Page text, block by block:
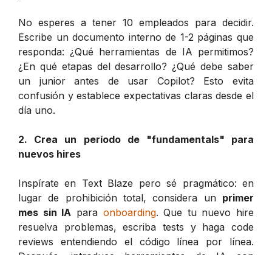
No esperes a tener 10 empleados para decidir.
Escribe un documento interno de 1-2 páginas que
responda: ¿Qué herramientas de IA permitimos?
¿En qué etapas del desarrollo? ¿Qué debe saber
un junior antes de usar Copilot? Esto evita
confusión y establece expectativas claras desde el
día uno.
2. Crea un período de "fundamentals" para
nuevos hires
Inspírate en Text Blaze pero sé pragmático: en
lugar de prohibición total, considera un primer
mes sin IA para onboarding. Que tu nuevo hire
resuelva problemas, escriba tests y haga code
reviews entendiendo el código línea por línea.